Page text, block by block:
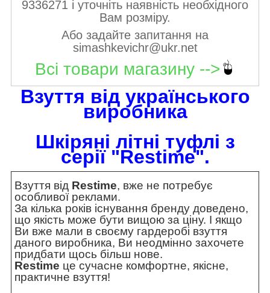
9336271 і уточніть наявність необхідного
Вам розміру.
Або задайте запитання на
simashkevichr@ukr.net
Всі товари магазину -->
Взуття від українського
виробника
Шкіряні літні туфлі з
серії "Restime".
Взуття від Restime, вже не потребує
особливої реклами.
За кілька років існування бренду доведено,
що якість може бути вищою за ціну. І якщо
Ви вже мали в своєму гардеробі взуття
даного виробника, Ви неодмінно захочете
придбати щось більш нове.
Restime це сучасне комфортне, якісне,
практичне взуття!